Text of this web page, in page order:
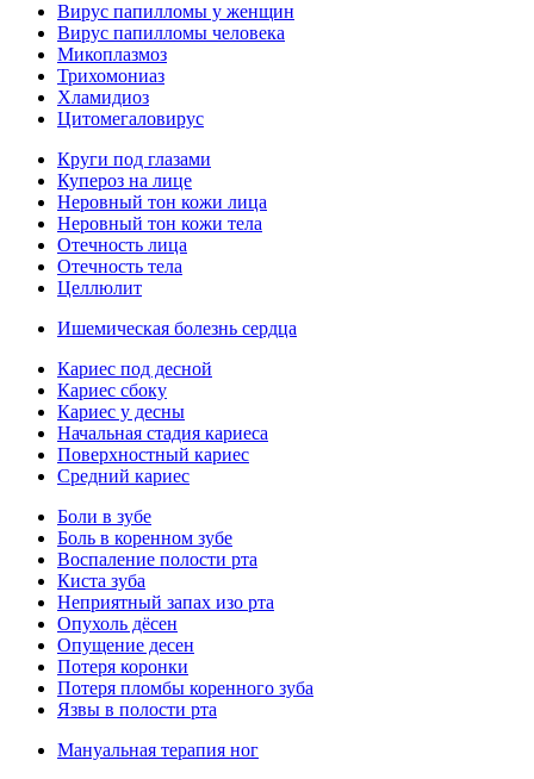
Вирус папилломы у женщин
Вирус папилломы человека
Микоплазмоз
Трихомониаз
Хламидиоз
Цитомегаловирус
Круги под глазами
Купероз на лице
Неровный тон кожи лица
Неровный тон кожи тела
Отечность лица
Отечность тела
Целлюлит
Ишемическая болезнь сердца
Кариес под десной
Кариес сбоку
Кариес у десны
Начальная стадия кариеса
Поверхностный кариес
Средний кариес
Боли в зубе
Боль в коренном зубе
Воспаление полости рта
Киста зуба
Неприятный запах изо рта
Опухоль дёсен
Опущение десен
Потеря коронки
Потеря пломбы коренного зуба
Язвы в полости рта
Мануальная терапия ног